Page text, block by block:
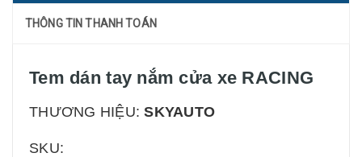
THÔNG TIN THANH TOÁN
Tem dán tay nắm cửa xe RACING
THƯƠNG HIỆU:SKYAUTO
SKU: